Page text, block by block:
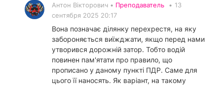
Антон Вікторович • Преподаватель • 13
сентября 2025 20:17
Вона позначає ділянку перехрестя, на яку
забороняється виїжджати, якщо перед нами
утворився дорожній затор. Тобто водій
повинен пам'ятати про правило, що
прописано у даному пункті ПДР. Саме для
цього її наносять. Як варіант, на такому